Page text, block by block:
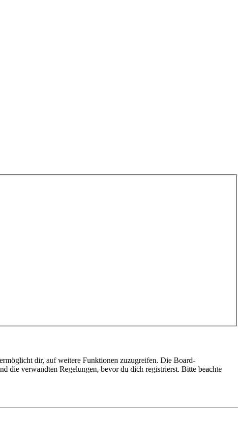
dir, auf weitere Funktionen zuzugreifen. Die Board-
die verwandten Regelungen, bevor du dich registrierst. Bitte beachte